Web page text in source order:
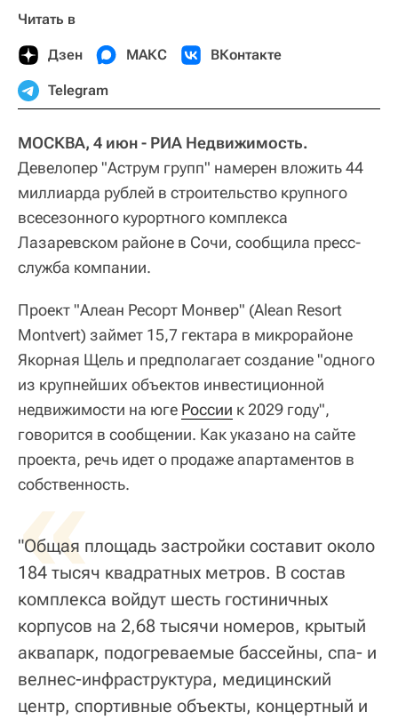
Читать в
Дзен МАКС ВКонтакте
Telegram
МОСКВА, 4 июн - РИА Недвижимость.
Девелопер "Аструм групп" намерен вложить 44
миллиарда рублей в строительство крупного
всесезонного курортного комплекса
Лазаревском районе в Сочи, сообщила пресс-
служба компании.
Проект "Алеан Ресорт Монвер" (Alean Resort
Montvert) займет 15,7 гектара в микрорайоне
Якорная Щель и предполагает создание "одного
из крупнейших объектов инвестиционной
недвижимости на юге России к 2029 году",
говорится в сообщении. Как указано на сайте
проекта, речь идет о продаже апартаментов в
собственность.
«
"Общая площадь застройки составит около
184 тысяч квадратных метров. В состав
комплекса войдут шесть гостиничных
корпусов на 2,68 тысячи номеров, крытый
аквапарк, подогреваемые бассейны, спа- и
велнес-инфраструктура, медицинский
центр, спортивные объекты, концертный и